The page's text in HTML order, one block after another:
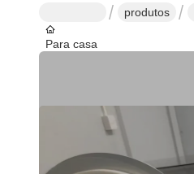
Para casa
produtos